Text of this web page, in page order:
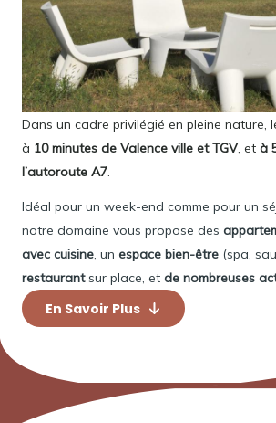
Dans un cadre privilégié en pleine nature,
à 10 minutes de Valence ville et TGV, et à
l’autoroute A7.
Idéal pour un week-end comme pour un
notre domaine vous propose des
avec cuisine, un espace bien-être (spa,
restaurantsur place, et de nombreuses
En Savoir Plus